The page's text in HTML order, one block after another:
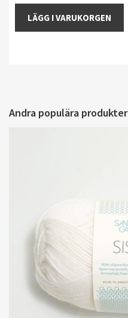
LÄGG I VARUKORGEN
Andra populära produkter